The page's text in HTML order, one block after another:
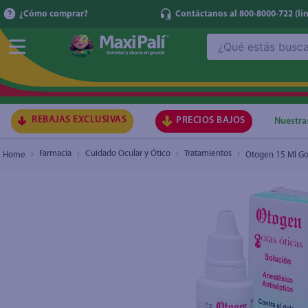
¿Cómo comprar? Contáctanos al 800-8000-722
REBAJAS EXCLUSIVAS PRECIOS BAJOS
Farmacia Cuidado Ocular y Ótico Tratamientos Otogen 15 Ml
Otogen 15 Ml Gotas
1.
2.
5.
6.
7 .
8.
9.